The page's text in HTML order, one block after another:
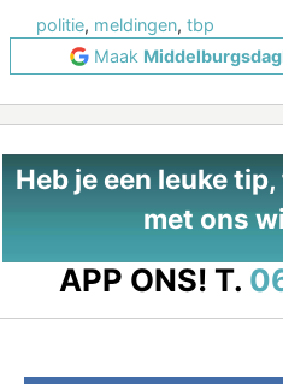
politie, meldingen, tbp
Maak
Heb je een leuke
met ons
APP ONS! T.